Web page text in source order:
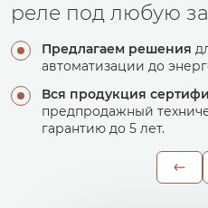
реле под любую
Предлагаем решения
автоматизации до
Вся продукция
предпродажный
гарантию до 5 лет.